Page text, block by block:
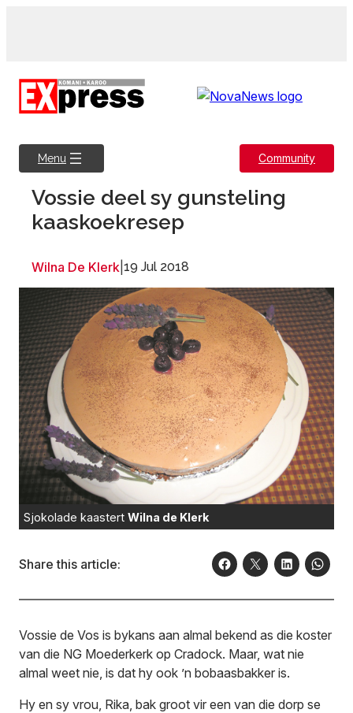
Menu Community
Vossie deel sy gunsteling
kaaskoekresep
Wilna De Klerk 19 Jul 2018
Sjokolade kaastert Wilna de Klerk
Share this article:
Vossie de Vos is bykans aan almal bekend as die koster
van die NG Moederkerk op Cradock. Maar, wat nie
almal weet nie, is dat hy ook ’n bobaasbakker is.
Hy en sy vrou, Rika, bak groot vir een van die dorp se